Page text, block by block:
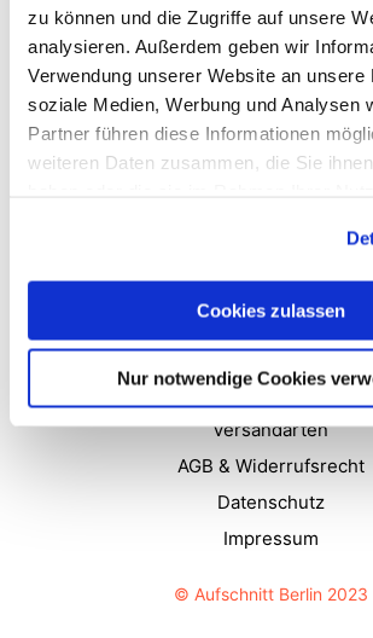
zu können und die Zugriffe auf unsere
analysieren. Außerdem geben wir
Verwendung unserer Website an unsere
soziale Medien, Werbung und Analysen
Partner führen diese Informationen
weiteren Daten zusammen, die Sie
Cookies zulassen
Nur notwendige Cookies
75,00€ 75,00€
Newsletter
Kontakt
Versandarten
AGB & Widerrufsrecht
Datenschutz
Impressum
© Aufschnitt Berlin 2023